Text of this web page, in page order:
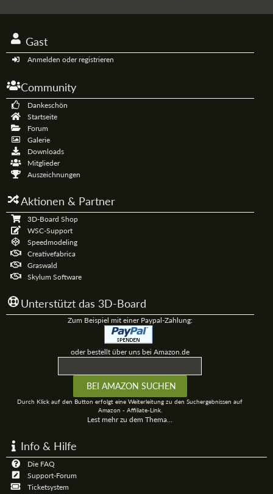
Gast
Anmelden oder registrieren
Community
Dankeschön
Startseite
Forum
Galerie
Downloads
Mitglieder
Auszeichnungen
Aktionen & Partner
3D-Board Shop
WSC-Support
Speedmodeling
Creativefabrica
Graswald
Skylum Software
Unterstützt das 3D-Board
Zum Beispiel mit einer Paypal-Zahlung:
oder bestellt über uns bei Amazon.de
Durch Klick auf den Button erfolgt eine Weiterleitung zu den Suchergebnissen auf
Amazon - Affiliate-Link.
Lest mehr zu dem Thema...
Info & Hilfe
Die FAQ
Support-Forum
Ticketsystem